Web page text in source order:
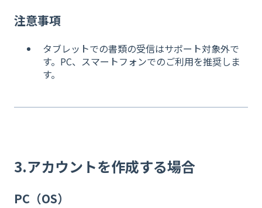
注意事項
タブレットでの書類の受信はサポート対象外で
す。PC、スマートフォンでのご利用を推奨しま
す。
3.アカウントを作成する場合
PC（OS）